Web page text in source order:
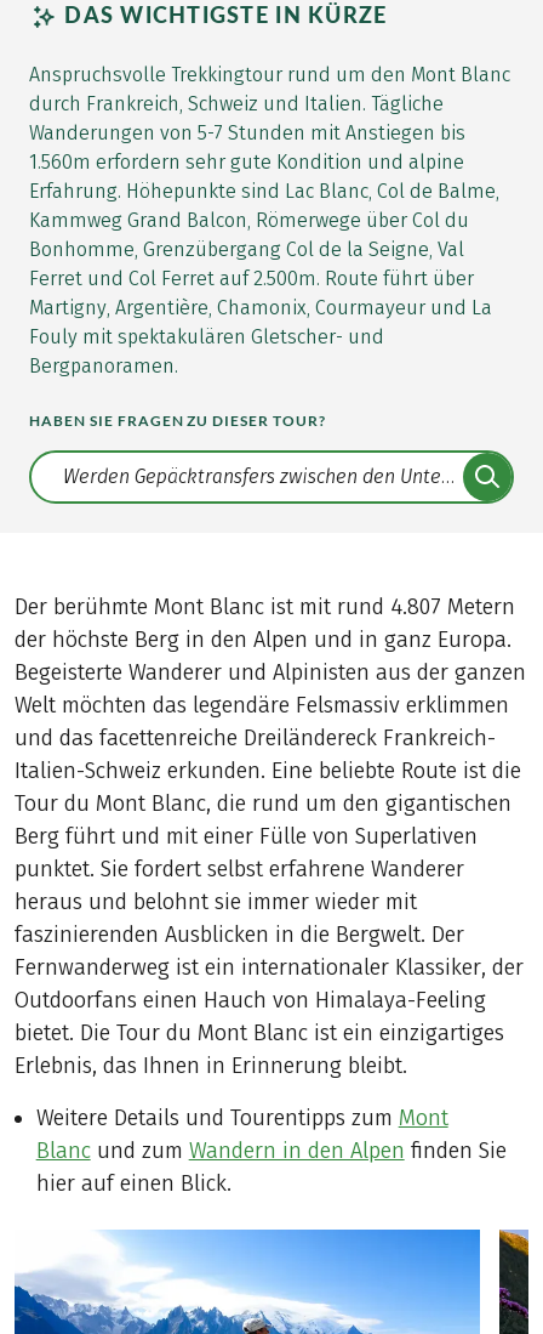
DAS WICHTIGSTE IN KÜRZE
Anspruchsvolle Trekkingtour rund um den Mont Blanc
durch Frankreich, Schweiz und Italien. Tägliche
Wanderungen von 5-7 Stunden mit Anstiegen bis
1.560m erfordern sehr gute Kondition und alpine
Erfahrung. Höhepunkte sind Lac Blanc, Col de Balme,
Kammweg Grand Balcon, Römerwege über Col du
Bonhomme, Grenzübergang Col de la Seigne, Val
Ferret und Col Ferret auf 2.500m. Route führt über
Martigny, Argentière, Chamonix, Courmayeur und La
Fouly mit spektakulären Gletscher- und
Bergpanoramen.
HABEN SIE FRAGEN ZU DIESER TOUR?
Translate: a11y.faq.search
Der berühmte Mont Blanc ist mit rund 4.807 Metern
der höchste Berg in den Alpen und in ganz Europa.
Begeisterte Wanderer und Alpinisten aus der ganzen
Welt möchten das legendäre Felsmassiv erklimmen
und das facettenreiche Dreiländereck Frankreich-
Italien-Schweiz erkunden. Eine beliebte Route ist die
Tour du Mont Blanc, die rund um den gigantischen
Berg führt und mit einer Fülle von Superlativen
punktet. Sie fordert selbst erfahrene Wanderer
heraus und belohnt sie immer wieder mit
faszinierenden Ausblicken in die Bergwelt. Der
Fernwanderweg ist ein internationaler Klassiker, der
Outdoorfans einen Hauch von Himalaya-Feeling
bietet. Die Tour du Mont Blanc ist ein einzigartiges
Erlebnis, das Ihnen in Erinnerung bleibt.
Weitere Details und Tourentipps zum Mont
Blancund zum Wandern in den Alpen finden Sie
hier auf einen Blick.